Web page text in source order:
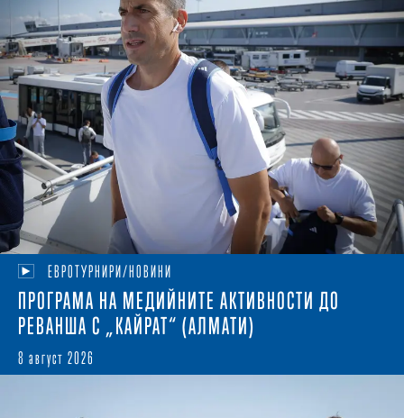
ЕВРОТУРНИРИ/НОВИНИ
ПРОГРАМА НА МЕДИЙНИТЕ АКТИВНОСТИ ДО
РЕВАНША С „КАЙРАТ“ (АЛМАТИ)
8 август 2026